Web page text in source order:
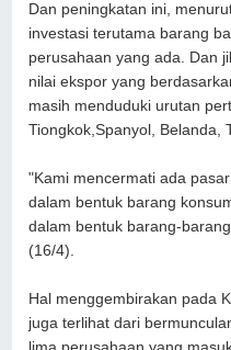
Dan peningkatan ini,
investasi terutama barang
perusahaan yang ada. Dan
nilai ekspor yang
masih menduduki urutan
Tiongkok,Spanyol, Belanda,
"Kami mencermati ada
dalam bentuk barang
dalam bentuk barang-
(16/4).
Hal menggembirakan pada
juga terlihat dari